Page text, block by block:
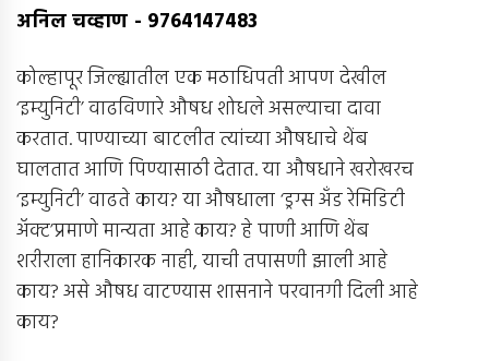
अनिल चव्हाण - 9764147483
कोल्हापूर जिल्ह्यातील एक मठाधिपती आपण देखील
‘इम्युनिटी’ वाढविणारे औषध शोधले असल्याचा दावा
करतात. पाण्याच्या बाटलीत त्यांच्या औषधाचे थेंब
घालतात आणि पिण्यासाठी देतात. या औषधाने खरोखरच
‘इम्युनिटी’ वाढते काय? या औषधाला ‘ड्रग्स अँड रेमिडिटी
अ‍ॅक्ट’प्रमाणे मान्यता आहे काय? हे पाणी आणि थेंब
शरीराला हानिकारक नाही, याची तपासणी झाली आहे
काय? असे औषध वाटण्यास शासनाने परवानगी दिली आहे
काय?